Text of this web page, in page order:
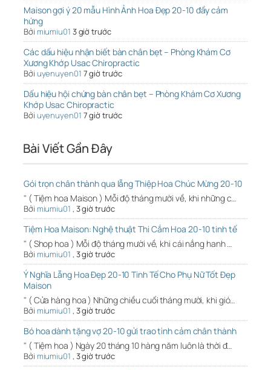
Maison gợi ý 20 mẫu Hình Ảnh Hoa Đẹp 20-10 đầy cảm
hứng
Bởi miumiu01 3 giờ trước
Các dấu hiệu nhận biết bàn chân bẹt – Phòng Khám Cơ
Xương Khớp Usac Chiropractic
Bởi uyenuyen01 7 giờ trước
Dấu hiệu hội chứng bàn chân bẹt – Phòng Khám Cơ Xương
Khớp Usac Chiropractic
Bởi uyenuyen01 7 giờ trước
Bài Viết Gần Đây
Gói trọn chân thành qua lẵng Thiệp Hoa Chúc Mừng 20-10
" ( Tiệm hoa Maison ) Mỗi độ tháng mười về, khi những c…
Bởi miumiu01 , 3 giờ trước
Tiệm Hoa Maison: Nghệ thuật Thi Cắm Hoa 20-10 tinh tế
" ( Shop hoa ) Mỗi độ tháng mười về, khi cái nắng hanh …
Bởi miumiu01 , 3 giờ trước
Ý Nghĩa Lẵng Hoa Đẹp 20-10 Tinh Tế Cho Phụ Nữ Tốt Đẹp
Maison
" ( Cửa hàng hoa ) Những chiều cuối tháng mười, khi gió…
Bởi miumiu01 , 3 giờ trước
Bó hoa dành tặng vợ 20-10 gửi trao tình cảm chân thành
" ( Tiệm hoa ) Ngày 20 tháng 10 hàng năm luôn là thời đ…
Bởi miumiu01 , 3 giờ trước